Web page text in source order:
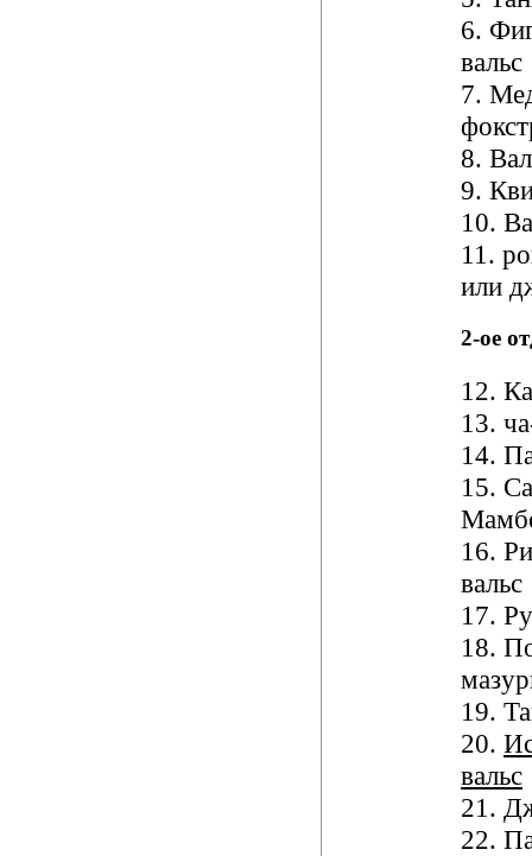
6.
вальс
7.
8.
9.
10.
11.
или
2-ое
12.
13.
14.
15.
16.
вальс
17.
18.
19.
20.
вальс
21.
22.